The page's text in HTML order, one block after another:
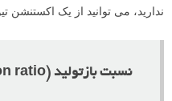
ندارید، می توانید از یک اکستنشن
نسبت بازتولید (reproduction ratio) چیست؟